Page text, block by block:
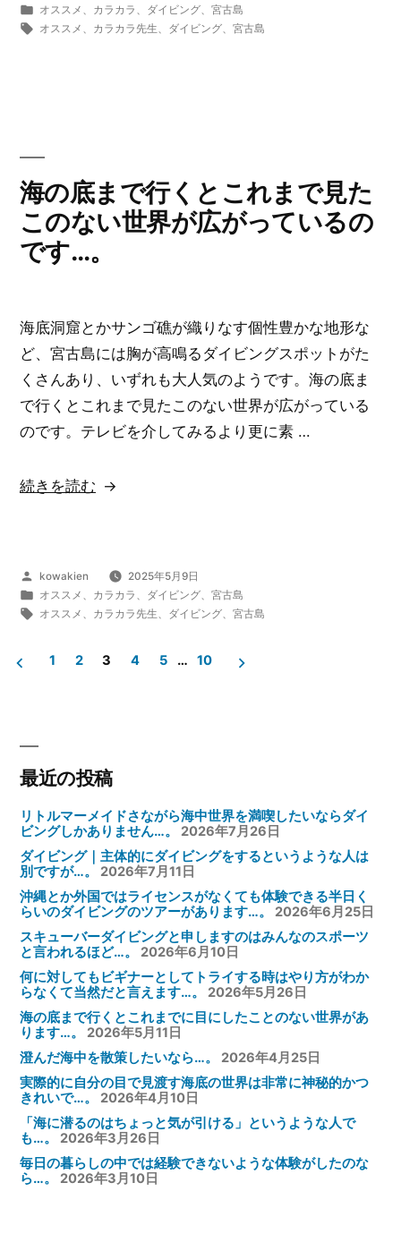
で…。”
の
を
に
な
っ
て
か
の
見
方
が
驚
ほ
わ
っ
て
い
う
方
が
後
を
絶
ち
ま
せ
ん…。”
の
稿
者:
カ
テ
オススメ カラカラ ダイビング、 宮古島
タ
オススメ カラカラ先生 ダイビング、 宮古島
海の底まで行くとこれまで見た
このない世界が広がっているの
です…。
海底洞窟とかサンゴ礁が織りなす個性豊かな地形な
ど、宮古島には胸が高鳴るダイビングスポットがた
くさんあり、いずれも大人気のようです。海の底ま
で行くとこれまで見たこのない世界が広がっている
のです。テレビを介してみるより更に素 …
“海
で
行
と
ま
で
た
こ
の
な
世
界
が
広
が
っ
て
い
る
の
続きを読む
投
稿
者:
kowakien
2025年5月9日
カ
テ
オススメ カラカラ ダイビング、 宮古島
タ
オススメ カラカラ先生 ダイビング、 宮古島
の
ペ
ー
ジ
送
り
1 2 3 4 5 … 10
最近の投稿
リトルマーメイドさながら海中世界を満喫したいならダイ
ビングしかありません…。
2026年7月26日
ダイビング｜主体的にダイビングをするというような人は
別ですが…。
2026年7月11日
沖縄とか外国ではライセンスがなくても体験できる半日く
らいのダイビングのツアーがあります…。
2026年6月25日
スキューバーダイビングと申しますのはみんなのスポーツ
と言われるほど…。
2026年6月10日
何に対してもビギナーとしてトライする時はやり方がわか
らなくて当然だと言えます…。
2026年5月26日
海の底まで行くとこれまでに目にしたことのない世界があ
ります…。
2026年5月11日
澄んだ海中を散策したいなら…。
2026年4月25日
実際的に自分の目で見渡す海底の世界は非常に神秘的かつ
きれいで…。
2026年4月10日
「海に潜るのはちょっと気が引ける」というような人で
も…。
2026年3月26日
毎日の暮らしの中では経験できないような体験がしたのな
ら…。
2026年3月10日